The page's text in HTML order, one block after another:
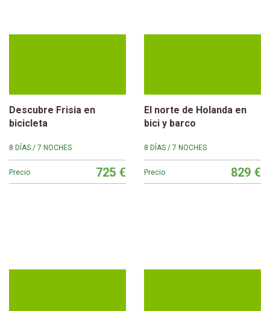
Descubre Frisia en
bicicleta
8 DÍAS / 7 NOCHES
Precio 725 €
El norte de Holanda en
bici y barco
8 DÍAS / 7 NOCHES
Precio 829 €